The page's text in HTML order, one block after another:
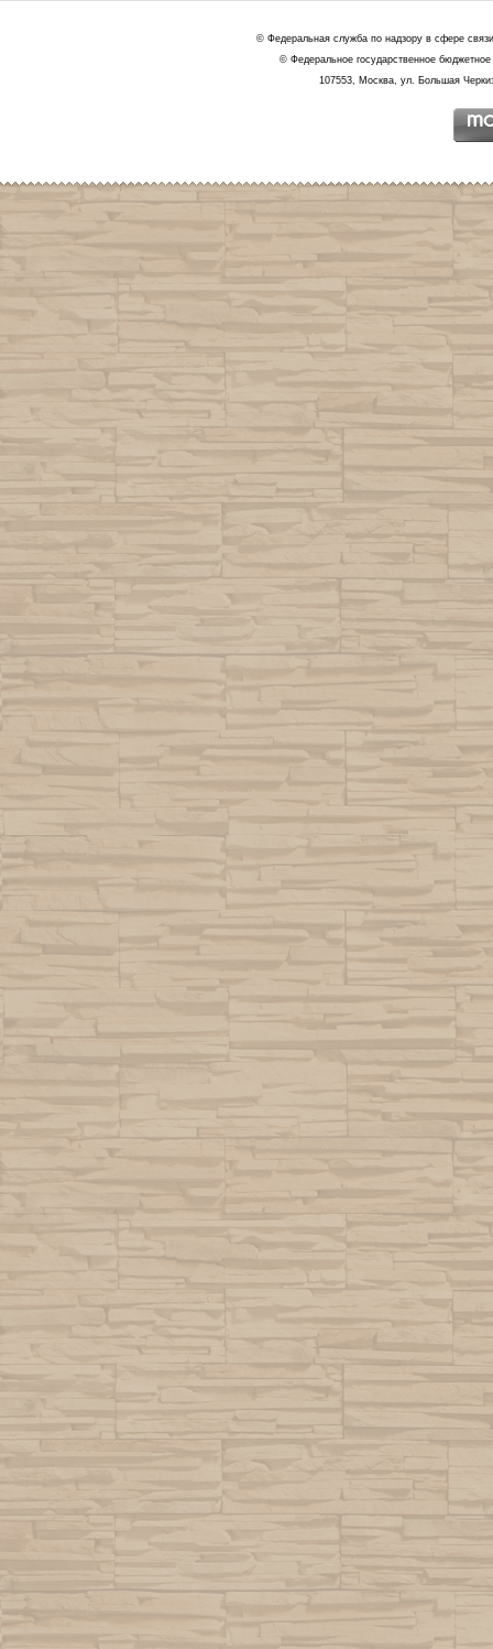
© Федеральная служба по надзору в сфере
© Федеральное государственное
107553, Москва, ул. Большая